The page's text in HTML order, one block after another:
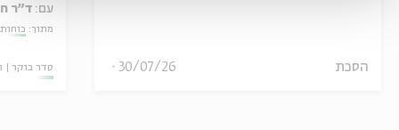
הסכת 30/07/26
עם: ד"ר
מתוך:
סדר בוקר